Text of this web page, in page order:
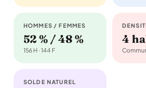
HOMMES / FEMMES
52 % / 48 %
156 H · 144 F
4
SOLDE NATUREL